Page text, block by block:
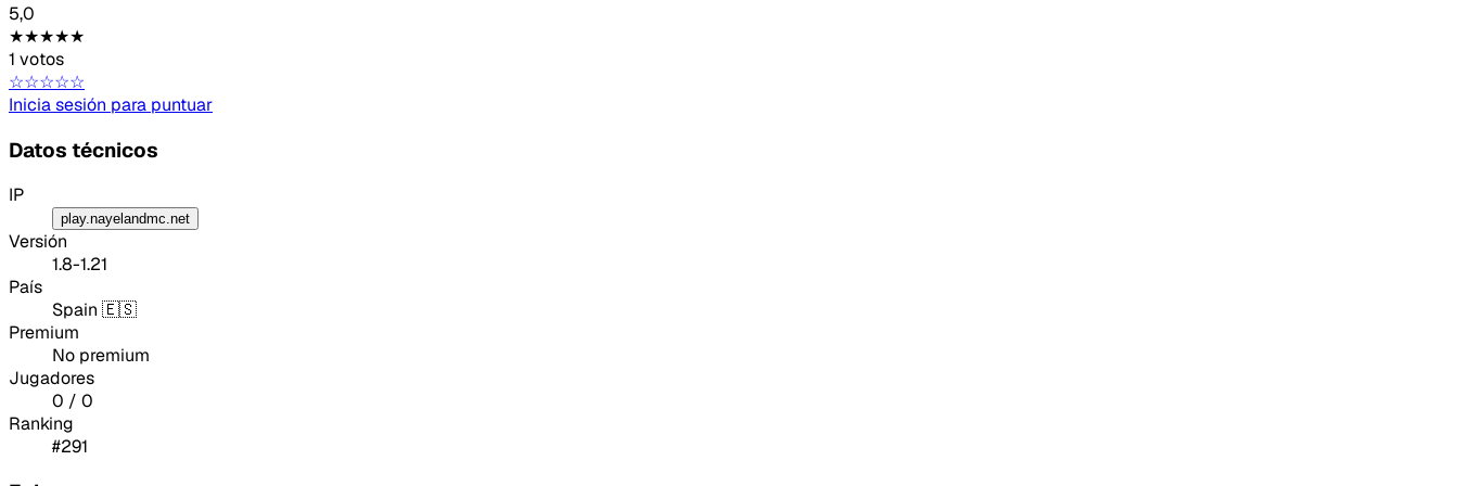
5,0
★★★★★
1 votos
☆☆☆☆☆
Inicia sesión para puntuar
Datos técnicos
IP
play.nayelandmc.net
Versión
1.8-1.21
País
Spain 🇪🇸
Premium
No premium
Jugadores
0 / 0
Ranking
#291